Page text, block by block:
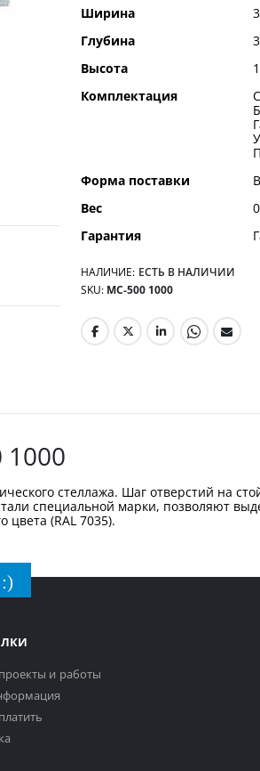
Ширина
Глубина
Высота
Комплектация
Форма поставки
Вес
Гарантия
НАЛИЧИЕ: ЕСТЬ В НАЛИЧИИ
SKU МС-500 1000
1000
стеллажа. Шаг отверстий на
специальной марки, позволяют
цвета (RAL 7035).
и работы